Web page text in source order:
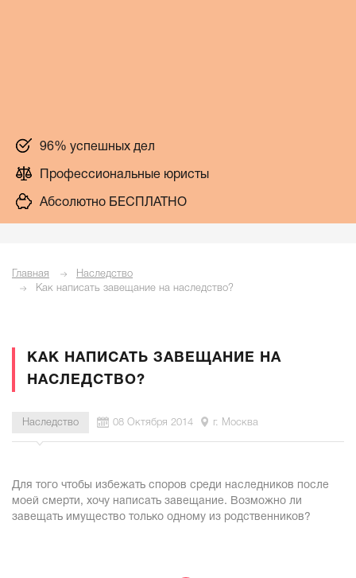
96% успешных дел
Профессиональные юристы
Абсолютно БЕСПЛАТНО
Главная
Наследство
Как написать завещание на наследство?
КАК НАПИСАТЬ ЗАВЕЩАНИЕ НА
НАСЛЕДСТВО?
Наследство 08 Октября 2014 г. Москва
Для того чтобы избежать споров среди наследников после
моей смерти, хочу написать завещание. Возможно ли
завещать имущество только одному из родственников?